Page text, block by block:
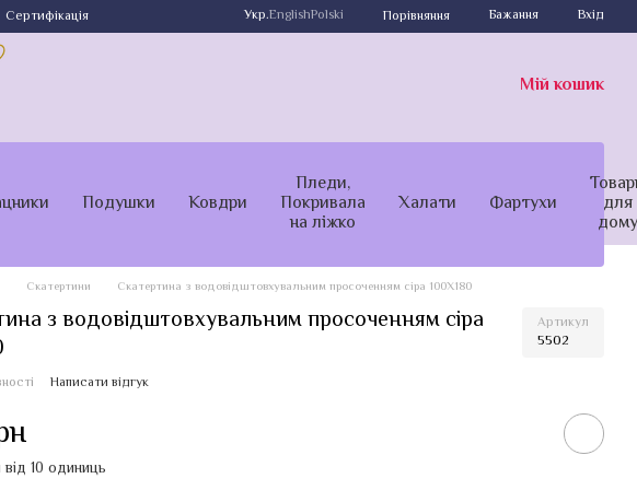
Сертифікація Укр.EnglishPolski Порівняння Бажання Вхід
Мій кошик
Подушки Ковдри
Пледи,
Покривала
на ліжко
Халати Фартухи для
дому
Скатертини Скатертина з водовідштовхувальним просоченням сіра 100Х180
з водовідштовхувальним просоченням сіра
Артикул
5502
Написати відгук
від 10 одиниць